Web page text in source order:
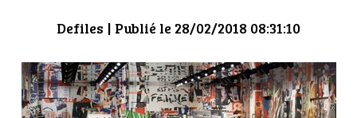
DÉFILÉS
BOUTIQUE
CULTURE
Defiles | Publié le 28/02/2018 08:31:10